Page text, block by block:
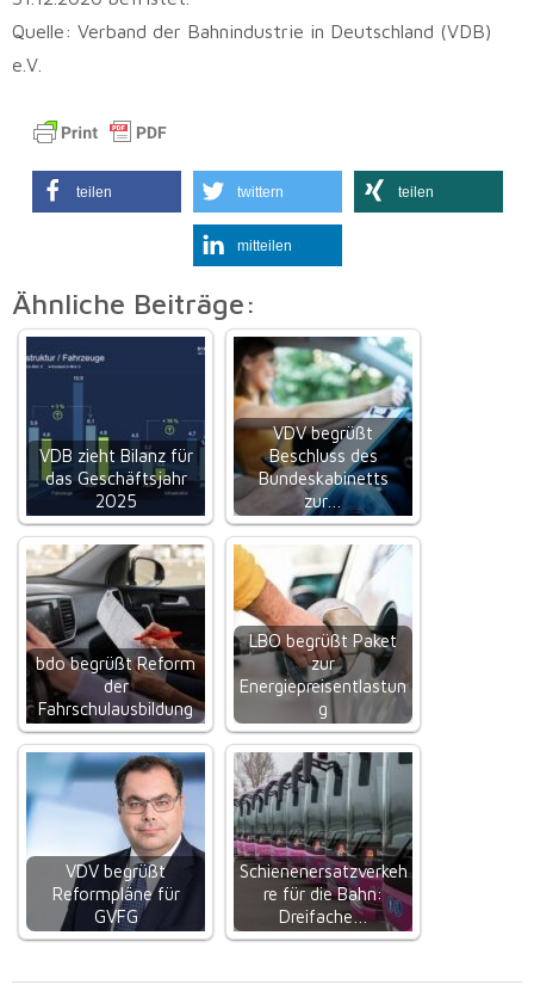
Quelle: Verband der Bahnindustrie in Deutschland (VDB)
e.V.
teilen twittern teilen
mitteilen
Ähnliche Beiträge:
VDB zieht Bilanz für
das Geschäftsjahr
2025
VDV begrüßt
Beschluss des
Bundeskabinetts
zur…
bdo begrüßt Reform
der
Fahrschulausbildung
LBO begrüßt Paket
zur
Energiepreisentlastun
g
VDV begrüßt
Reformpläne für
GVFG
Schienenersatzverkeh
re für die Bahn:
Dreifache…